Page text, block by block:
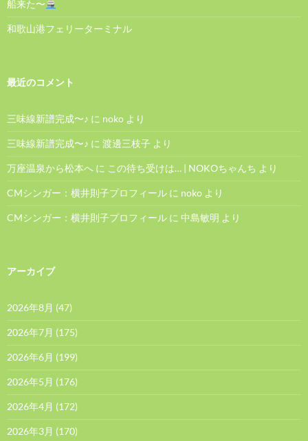
船来た〜
和歌山港フェリーターミナル
最近のコメント
三味線新譜完成〜♪ に noko より
三味線新譜完成〜♪ に 渡邊三枝子 より
万座温泉から松本へ に この待ち受けは… | NOKOちゃんち より
CMシンガー：横井則子プロフィール に noko より
CMシンガー：横井則子プロフィール に 中島敏明 より
アーカイブ
2026年8月 (47)
2026年7月 (175)
2026年6月 (199)
2026年5月 (176)
2026年4月 (172)
2026年3月 (170)